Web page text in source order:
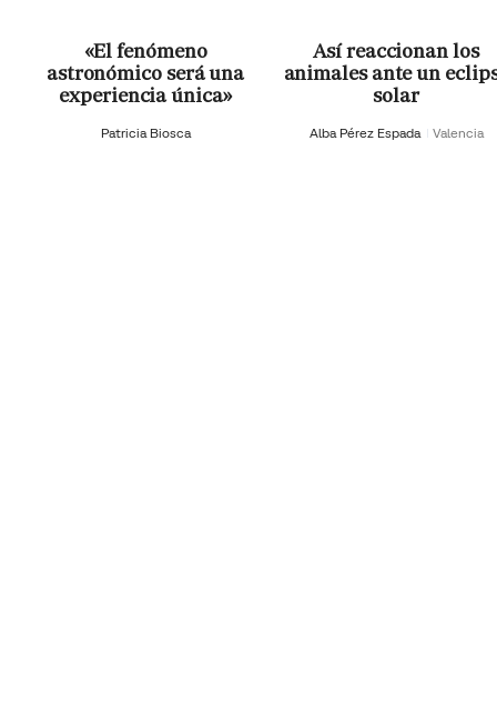
«El fenómeno
astronómico será una
experiencia única»
Patricia Biosca
Así reaccionan los
animales ante un
solar
Alba Pérez Espada Valencia